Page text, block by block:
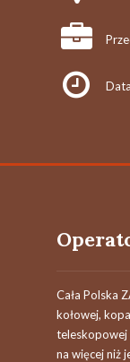
Cała Polska
kołowej,
teleskopowej
na więcej niż